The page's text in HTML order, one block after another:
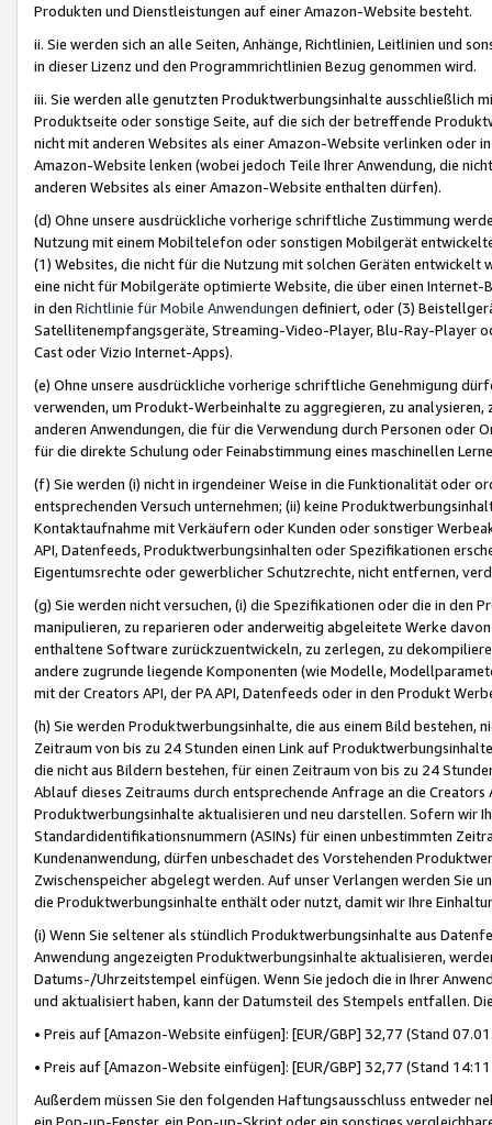
Produkten und Dienstleistungen auf einer Amazon-Website besteht.
ii. Sie werden sich an alle Seiten, Anhänge, Richtlinien, Leitlinien und
in dieser Lizenz und den Programmrichtlinien Bezug genommen wird.
iii. Sie werden alle genutzten Produktwerbungsinhalte ausschließlich
Produktseite oder sonstige Seite, auf die sich der betreffende
nicht mit anderen Websites als einer Amazon-Website verlinken oder
Amazon-Website lenken (wobei jedoch Teile Ihrer Anwendung, die
anderen Websites als einer Amazon-Website enthalten dürfen).
(d) Ohne unsere ausdrückliche vorherige schriftliche Zustimmung
Nutzung mit einem Mobiltelefon oder sonstigen Mobilgerät
(1) Websites, die nicht für die Nutzung mit solchen Geräten
eine nicht für Mobilgeräte optimierte Website, die über einen
in den Richtlinie für Mobile Anwendungen definiert, oder (3)
Satellitenempfangsgeräte, Streaming-Video-Player, Blu-Ray-Player
Cast oder Vizio Internet-Apps).
(e) Ohne unsere ausdrückliche vorherige schriftliche Genehmigung
verwenden, um Produkt-Werbeinhalte zu aggregieren, zu
anderen Anwendungen, die für die Verwendung durch Personen
für die direkte Schulung oder Feinabstimmung eines maschinellen
(f) Sie werden (i) nicht in irgendeiner Weise in die Funktionalität oder
entsprechenden Versuch unternehmen; (ii) keine
Kontaktaufnahme mit Verkäufern oder Kunden oder sonstiger
API, Datenfeeds, Produktwerbungsinhalten oder Spezifikationen
Eigentumsrechte oder gewerblicher Schutzrechte, nicht entfernen,
(g) Sie werden nicht versuchen, (i) die Spezifikationen oder die in
manipulieren, zu reparieren oder anderweitig abgeleitete Werke
enthaltene Software zurückzuentwickeln, zu zerlegen, zu
andere zugrunde liegende Komponenten (wie Modelle,
mit der Creators API, der PA API, Datenfeeds oder in den Produkt
(h) Sie werden Produktwerbungsinhalte, die aus einem Bild bestehen,
Zeitraum von bis zu 24 Stunden einen Link auf
die nicht aus Bildern bestehen, für einen Zeitraum von bis zu 24
Ablauf dieses Zeitraums durch entsprechende Anfrage an die
Produktwerbungsinhalte aktualisieren und neu darstellen. Sofern wir
Standardidentifikationsnummern (ASINs) für einen unbestimmten
Kundenanwendung, dürfen unbeschadet des Vorstehenden
Zwischenspeicher abgelegt werden. Auf unser Verlangen werden Sie
die Produktwerbungsinhalte enthält oder nutzt, damit wir Ihre
(i) Wenn Sie seltener als stündlich Produktwerbungsinhalte aus
Anwendung angezeigten Produktwerbungsinhalte aktualisieren,
Datums-/Uhrzeitstempel einfügen. Wenn Sie jedoch die in Ihrer
und aktualisiert haben, kann der Datumsteil des Stempels entfallen.
• Preis auf [Amazon-Website einfügen]: [EUR/GBP] 32,77 (Stand
• Preis auf [Amazon-Website einfügen]: [EUR/GBP] 32,77 (Stand
Außerdem müssen Sie den folgenden Haftungsausschluss entweder
ein Pop-up-Fenster, ein Pop-up-Skript oder ein sonstiges